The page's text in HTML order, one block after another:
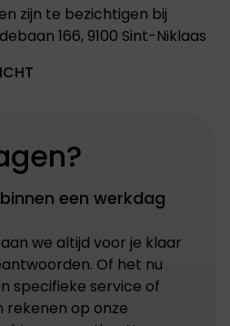
zijn te bezichtigen bij
166, 9100 Sint-Niklaas
een werkdag
we altijd voor je klaar
Of het nu
specifieke service of
rekenen op onze